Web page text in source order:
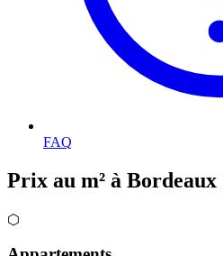
FAQ
Prix au m² à Bordeaux
⬡